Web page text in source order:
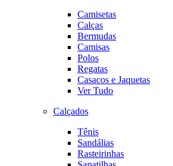
Camisetas
Calças
Bermudas
Camisas
Polos
Regatas
Casacos e Jaquetas
Ver Tudo
Calçados
Tênis
Sandálias
Rasteirinhas